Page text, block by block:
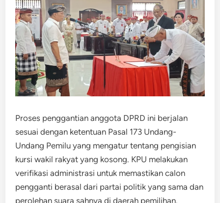
Proses penggantian anggota DPRD ini berjalan
sesuai dengan ketentuan Pasal 173 Undang-
Undang Pemilu yang mengatur tentang pengisian
kursi wakil rakyat yang kosong. KPU melakukan
verifikasi administrasi untuk memastikan calon
pengganti berasal dari partai politik yang sama dan
perolehan suara sahnya di daerah pemilihan.